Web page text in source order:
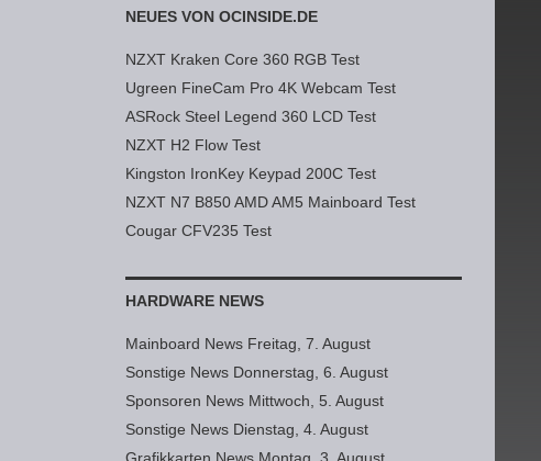
NEUES VON OCINSIDE.DE
NZXT Kraken Core 360 RGB Test
Ugreen FineCam Pro 4K Webcam Test
ASRock Steel Legend 360 LCD Test
NZXT H2 Flow Test
Kingston IronKey Keypad 200C Test
NZXT N7 B850 AMD AM5 Mainboard Test
Cougar CFV235 Test
HARDWARE NEWS
Mainboard News Freitag, 7. August
Sonstige News Donnerstag, 6. August
Sponsoren News Mittwoch, 5. August
Sonstige News Dienstag, 4. August